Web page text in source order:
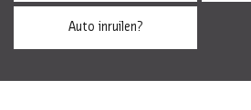
Auto inruilen?